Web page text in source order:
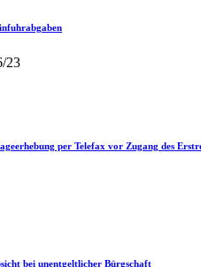
23
per Telefax vor Zugang des
bei unentgeltlicher Bürgschaft